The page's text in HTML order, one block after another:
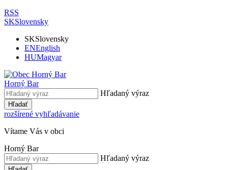
RSS
SKSlovensky
SKSlovensky
ENEnglish
HUMagyar
Horný Bar
Hľadaný výraz
Hľadať
rozšírené vyhľadávanie
Vítame Vás v obci
Horný Bar
Hľadaný výraz